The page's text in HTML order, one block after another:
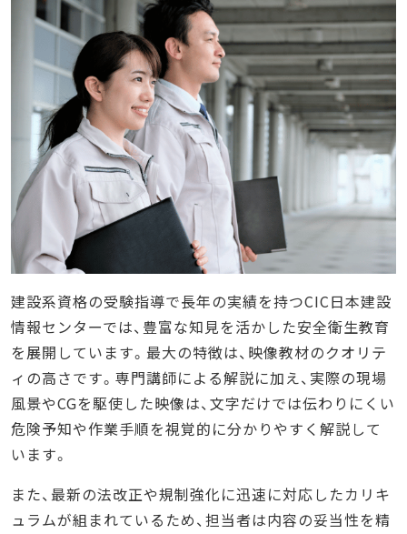
建設系資格の受験指導で長年の実績を持つCIC日本建設
情報センターでは、豊富な知見を活かした安全衛生教育
を展開しています。最大の特徴は、映像教材のクオリテ
ィの高さです。専門講師による解説に加え、実際の現場
風景やCGを駆使した映像は、文字だけでは伝わりにくい
危険予知や作業手順を視覚的に分かりやすく解説して
います。
また、最新の法改正や規制強化に迅速に対応したカリキ
ュラムが組まれているため、担当者は内容の妥当性を精